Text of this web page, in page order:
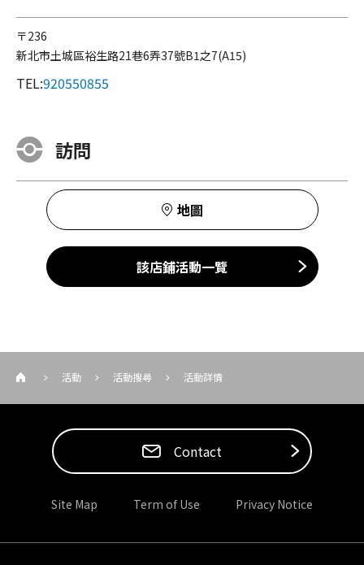
〒236
新北市土城區裕生路21巷6弄37號B1之7(A15)
TEL:920550855
訪問
地圖
該店鋪活動一覽
活動 活動搜尋 活動詳情
Contact
Site Map Term of Use Privacy Notice